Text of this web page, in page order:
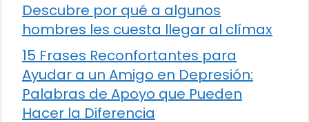
Descubre por qué a algunos
hombres les cuesta llegar al clímax
15 Frases Reconfortantes para
Ayudar a un Amigo en Depresión:
Palabras de Apoyo que Pueden
Hacer la Diferencia